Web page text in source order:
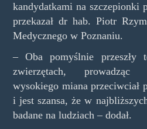
kandydatkami na szczepionki
przekazał dr hab. Piotr
Medycznego w Poznaniu.
– Oba pomyślnie przeszły
zwierzętach, prowadząc
wysokiego miana przeciwciał
i jest szansa, że w
badane na ludziach – dodał.